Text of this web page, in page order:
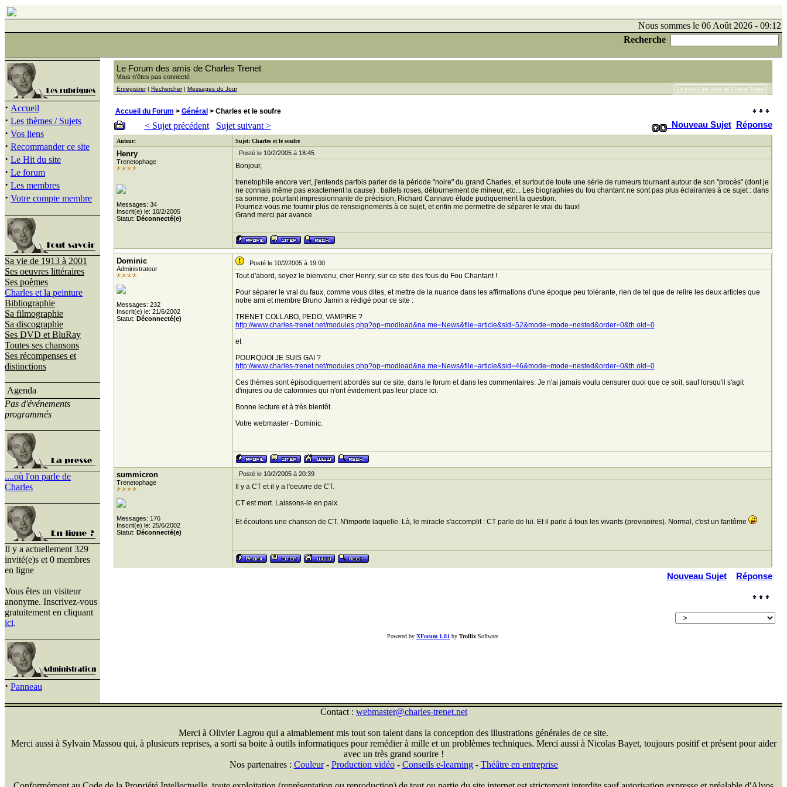
Nous sommes le 06 Août 2026 - 09:12
Recherche
· Accueil
· Les thèmes / Sujets
· Vos liens
· Recommander ce site
· Le Hit du site
· Le forum
· Les membres
· Votre compte membre
Sa vie de 1913 à 2001
Ses oeuvres littéraires
Ses poèmes
Charles et la peinture
Bibliographie
Sa filmographie
Sa discographie
Ses DVD et BluRay
Toutes ses chansons
Ses récompenses et
distinctions
Agenda
Pas d'événements
programmés
....où l'on parle de
Charles
Il y a actuellement 329
invité(e)s et 0 membres
en ligne
Vous êtes un visiteur
anonyme. Inscrivez-vous
gratuitement en cliquant
ici.
· Panneau
Le Forum des amis de Charles Trenet
Vous n'êtes pas connecté
Enregistrer| Rechercher| Messages du Jour Le portail des amis de Charles Trenet
Accueil du Forum > Général > Charles et le soufre
< Sujet précédent Sujet suivant > Nouveau Sujet Réponse
Auteur: Sujet: Charles et le soufre
Henry
Trenetophage
Messages: 34
Inscrit(e) le: 10/2/2005
Statut: Déconnecté(e)
Posté le 10/2/2005 à 18:45
Bonjour,
trenetophile encore vert, j'entends parfois parler de la période "noire" du grand Charles, et surtout de toute une série de rumeurs tournant autour de son "procès" (dont je
ne connais même pas exactement la cause) : ballets roses, détournement de mineur, etc... Les biographies du fou chantant ne sont pas plus éclairantes à ce sujet : dans
sa somme, pourtant impressionnante de précision, Richard Cannavo élude pudiquement la question.
Pourriez-vous me fournir plus de renseignements à ce sujet, et enfin me permettre de séparer le vrai du faux!
Grand merci par avance.
Dominic
Administrateur
Messages: 232
Inscrit(e) le: 21/6/2002
Statut: Déconnecté(e)
Posté le 10/2/2005 à 19:00
Tout d'abord, soyez le bienvenu, cher Henry, sur ce site des fous du Fou Chantant !
Pour séparer le vrai du faux, comme vous dites, et mettre de la nuance dans les affirmations d'une époque peu tolérante, rien de tel que de relire les deux articles que
notre ami et membre Bruno Jamin a rédigé pour ce site :
TRENET COLLABO, PEDO, VAMPIRE ?
http://www.charles-trenet.net/modules.php?op=modload&na me=News&file=article&sid=52&mode=mode=nested&order=0&th old=0
et
POURQUOI JE SUIS GAI ?
http://www.charles-trenet.net/modules.php?op=modload&na me=News&file=article&sid=46&mode=mode=nested&order=0&th old=0
Ces thèmes sont épisodiquement abordés sur ce site, dans le forum et dans les commentaires. Je n'ai jamais voulu censurer quoi que ce soit, sauf lorsqu'il s'agit
d'injures ou de calomnies qui n'ont évidement pas leur place ici.
Bonne lecture et à très bientôt.
Votre webmaster - Dominic.
summicron
Trenetophage
Messages: 176
Inscrit(e) le: 25/6/2002
Statut: Déconnecté(e)
Posté le 10/2/2005 à 20:39
Il y a CT et il y a l'oeuvre de CT.
CT est mort. Laissons-le en paix.
Et écoutons une chanson de CT. N'importe laquelle. Là, le miracle s'accomplit : CT parle de lui. Et il parle à tous les vivants (provisoires). Normal, c'est un fantôme
Nouveau Sujet Réponse
Powered by XForum 1.81 by Trollix Software
Contact : webmaster@charles-trenet.net
Merci à Olivier Lagrou qui a aimablement mis tout son talent dans la conception des illustrations générales de ce site.
Merci aussi à Sylvain Massou qui, à plusieurs reprises, a sorti sa boite à outils informatiques pour remédier à mille et un problèmes techniques. Merci aussi à Nicolas Bayet, toujours positif et présent pour aider
avec un très grand sourire !
Nos partenaires : Couleur- Production vidéo- Conseils e-learning- Théâtre en entreprise